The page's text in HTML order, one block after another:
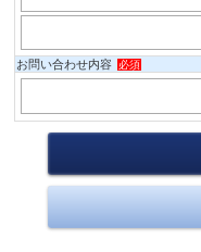
お問い合わせ内容 必須